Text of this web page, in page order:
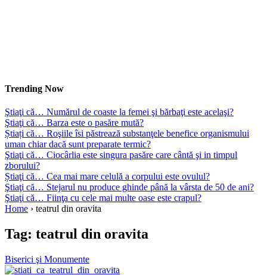
Trending Now
Ştiaţi că… Numărul de coaste la femei şi bărbaţi este acelaşi?
Ştiaţi că… Barza este o pasăre mută?
Știați că… Roşiile îsi păstrează substanţele benefice organismului
uman chiar dacă sunt preparate termic?
Ştiaţi că… Ciocârlia este singura pasăre care cântă şi in timpul
zborului?
Știaţi că… Cea mai mare celulă a corpului este ovulul?
Ştiaţi că… Stejarul nu produce ghinde până la vârsta de 50 de ani?
Ştiaţi că… Fiinţa cu cele mai multe oase este crapul?
Home › teatrul din oravita
Tag: teatrul din oravita
Biserici şi Monumente